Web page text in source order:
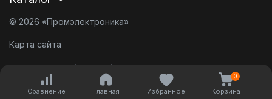
Сравнение Главная Избранное Корзина
0
© 2026 «Промэлектроника»
Карта сайта